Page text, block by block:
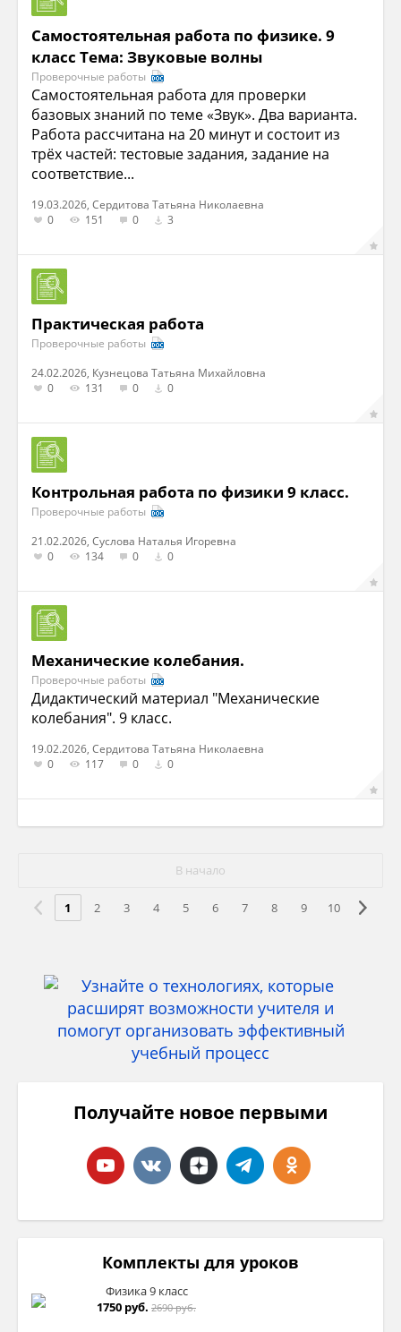
Самостоятельная работа по физике. 9
класс Тема: Звуковые волны
Проверочные работы
Самостоятельная работа для проверки
базовых знаний по теме «Звук». Два варианта.
Работа рассчитана на 20 минут и состоит из
трёх частей: тестовые задания, задание на
соответствие...
19.03.2026, Cердитова Татьяна Николаевна
0
151 0 3
Практическая работа
Проверочные работы
24.02.2026, Кузнецова Татьяна Михайловна
0
131 0 0
Контрольная работа по физики 9 класс.
Проверочные работы
21.02.2026, Суслова Наталья Игоревна
0
134 0 0
Механические колебания.
Проверочные работы
Дидактический материал "Механические
колебания". 9 класс.
19.02.2026, Cердитова Татьяна Николаевна
0
117 0 0
В начало
1 2 3 4 5 6 7 8 9 10
Получайте новое первыми
Комплекты для уроков
Физика 9 класс
1750 руб. 2690 руб.